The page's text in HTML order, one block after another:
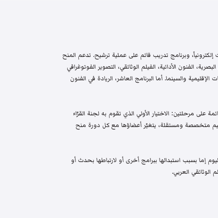
وبرنامج تدريب قائم على عملية ترشيح. تدعم المنح
الفنون الأدائية، الفيلم الوثائقي، التصوير الفوتوغرافي
والسينما. أما البرنامج العاشر، الريادة في الفنون
قائمة على مرحلتين: الاختيار الأولي الذي تقوم به لجنة القرّاء
متخصصة ومستقلة، يتغيّر أعضاؤها مع كل دورة منح
إما بسبب استبدالها ببرامج أخرى أو لارتباطها بحدث أو
الوثائقي العربي.